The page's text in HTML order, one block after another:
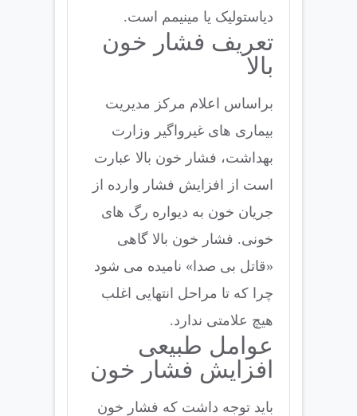
دیاستولیک یا مینیمم است.
تعریف فشار خون
بالا
براساس اعلام مرکز مدیریت
بیماری های غیرواگیر وزارت
بهداشت، فشار خون بالا عبارت
است از افزایش فشار وارده از
جریان خون به دیواره رگ های
خونی. فشار خون بالا گاهی
«قاتل بی صدا» نامیده می شود
چرا که تا مراحل انتهایی اغلب
هیچ علامتی ندارد.
عوامل طبیعی
افزایش فشار خون
باید توجه داشت که فشار خون